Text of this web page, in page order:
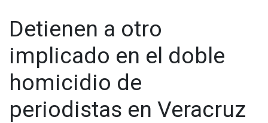
Detienen a otro
implicado en el doble
homicidio de
periodistas en Veracruz